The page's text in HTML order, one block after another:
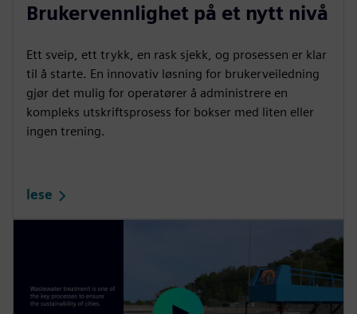
Brukervennlighet på et nytt nivå
Ett sveip, ett trykk, en rask sjekk, og prosessen er klar
til å starte. En innovativ løsning for brukerveiledning
gjør det mulig for operatører å administrere en
kompleks utskriftsprosess for bokser med liten eller
ingen trening.
lese